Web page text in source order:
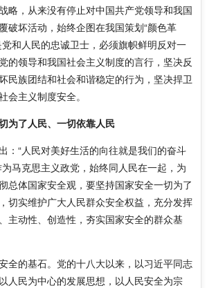
略，从来没有停止对中国共产党领导和我国
破坏活动，始终企图在我国策划“颜色革
和人民的忠诚卫士，必须旗帜鲜明反对一
的领导和我国社会主义制度的言行，坚决反
民族团结和社会和谐稳定的行为，坚决捍卫
会主义制度安全。
为了人民、一切依靠人民
：“人民对美好生活的向往就是我们的奋斗
马克思主义政党，始终同人民在一起，为
总体国家安全观，要坚持国家安全一切为了
切实维护广大人民群众安全权益，充分发挥
主动性、创造性，夯实国家安全的群众基
全的基石。党的十八大以来，以习近平同志
人民为中心的发展思想，以人民安全为宗